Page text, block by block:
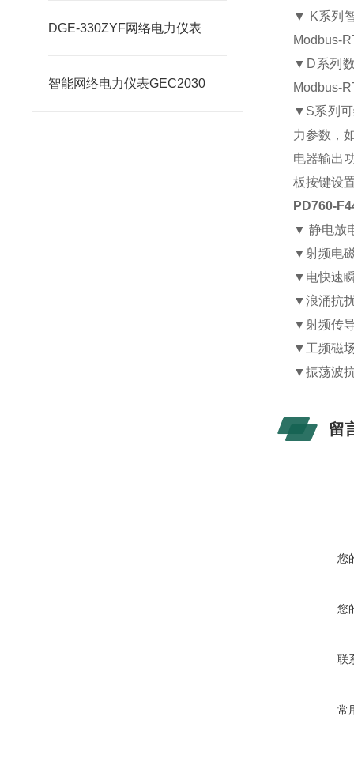
DGE-330ZYF网络电力仪表
智能网络电力仪表GEC2030
▼ K系列
Modbus-
▼D系列
Modbus-
▼S系列可
力参数，
电器输出
板按键设
PD760-
▼ 静电
▼射频电
▼电快速
▼浪涌
▼射频
▼工频
▼振荡
留
您
您
联
常